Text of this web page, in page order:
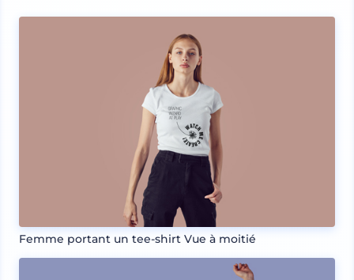
Femme portant un tee-shirt Vue à moitié